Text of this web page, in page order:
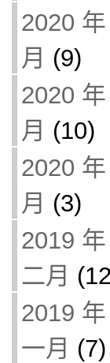
2020
月 (9)
2020
月 (10)
2020
月 (3)
2019
二月
2019
一月 (7)